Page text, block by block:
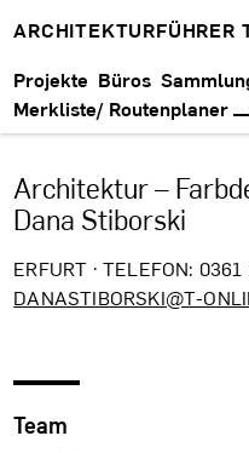
ARCHITEKTURFÜHRER
Projekte Büros
Merkliste/ Routenplaner
Architektur –
Dana Stiborski
ERFURT · TELEFON: 0361
DANASTIBORSKI@T-
Team